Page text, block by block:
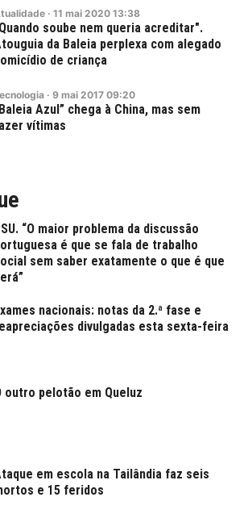
· 11 mai 2020 13:38
soube nem queria acreditar".
da Baleia perplexa com alegado
de criança
· 9 mai 2017 09:20
Azul” chega à China, mas sem
vítimas
“O maior problema da discussão
é que se fala de trabalho
sem saber exatamente o que é que
nacionais: notas da 2.ª fase e
divulgadas esta sexta-feira
outro pelotão em Queluz
em escola na Tailândia faz seis
e 15 feridos